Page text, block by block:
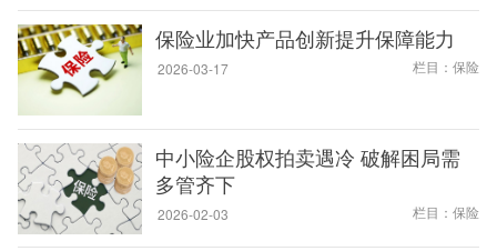
保险业加快产品创新提升保障能力
2026-03-17 栏目：保险
中小险企股权拍卖遇冷 破解困局需
多管齐下
2026-02-03 栏目：保险